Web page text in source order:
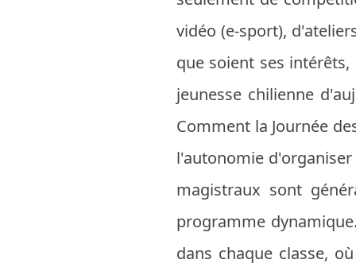
vidéo (e-sport),
que soient ses
jeunesse chilienne
Comment la Journée
l'autonomie
magistraux sont
programme
dans chaque classe,